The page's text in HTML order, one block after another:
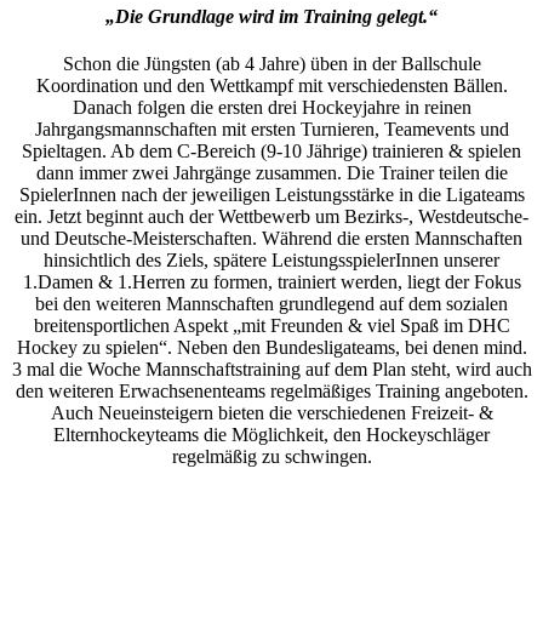
„Die Grundlage wird im Training gelegt.“
Schon die Jüngsten (ab 4 Jahre) üben in der Ballschule
Koordination und den Wettkampf mit verschiedensten Bällen.
Danach folgen die ersten drei Hockeyjahre in reinen
Jahrgangsmannschaften mit ersten Turnieren, Teamevents und
Spieltagen. Ab dem C-Bereich (9-10 Jährige) trainieren & spielen
dann immer zwei Jahrgänge zusammen. Die Trainer teilen die
SpielerInnen nach der jeweiligen Leistungsstärke in die Ligateams
ein. Jetzt beginnt auch der Wettbewerb um Bezirks-, Westdeutsche-
und Deutsche-Meisterschaften. Während die ersten Mannschaften
hinsichtlich des Ziels, spätere LeistungsspielerInnen unserer
1.Damen & 1.Herren zu formen, trainiert werden, liegt der Fokus
bei den weiteren Mannschaften grundlegend auf dem sozialen
breitensportlichen Aspekt „mit Freunden & viel Spaß im DHC
Hockey zu spielen“. Neben den Bundesligateams, bei denen mind.
3 mal die Woche Mannschaftstraining auf dem Plan steht, wird auch
den weiteren Erwachsenenteams regelmäßiges Training angeboten.
Auch Neueinsteigern bieten die verschiedenen Freizeit- &
Elternhockeyteams die Möglichkeit, den Hockeyschläger
regelmäßig zu schwingen.